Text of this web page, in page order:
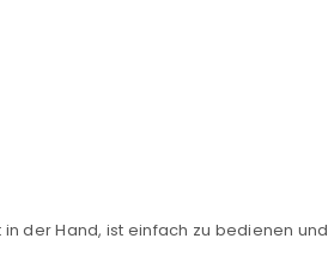
der Hand, ist einfach zu bedienen und